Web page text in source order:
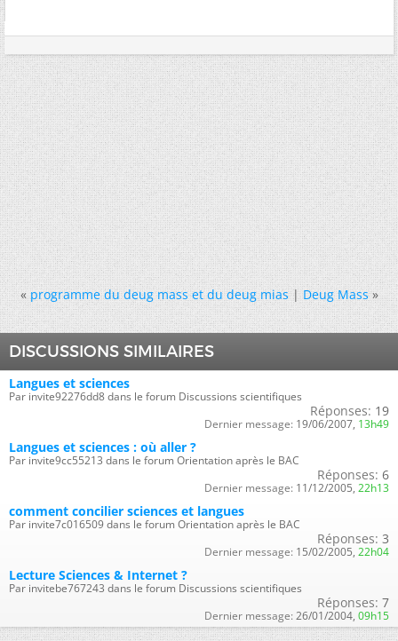
« programme du deug mass et du deug mias|Deug Mass »
DISCUSSIONS SIMILAIRES
Langues et sciences
Par invite92276dd8 dans le forum Discussions scientifiques
Réponses: 19
Dernier message: 19/06/2007, 13h49
Langues et sciences : où aller ?
Par invite9cc55213 dans le forum Orientation après le BAC
Réponses: 6
Dernier message: 11/12/2005, 22h13
comment concilier sciences et langues
Par invite7c016509 dans le forum Orientation après le BAC
Réponses: 3
Dernier message: 15/02/2005, 22h04
Lecture Sciences & Internet ?
Par invitebe767243 dans le forum Discussions scientifiques
Réponses: 7
Dernier message: 26/01/2004, 09h15